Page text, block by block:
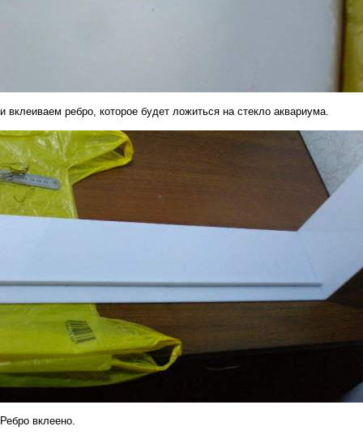
и вклеиваем ребро, которое будет ложиться на стекло аквариума.
Ребро вклеено.